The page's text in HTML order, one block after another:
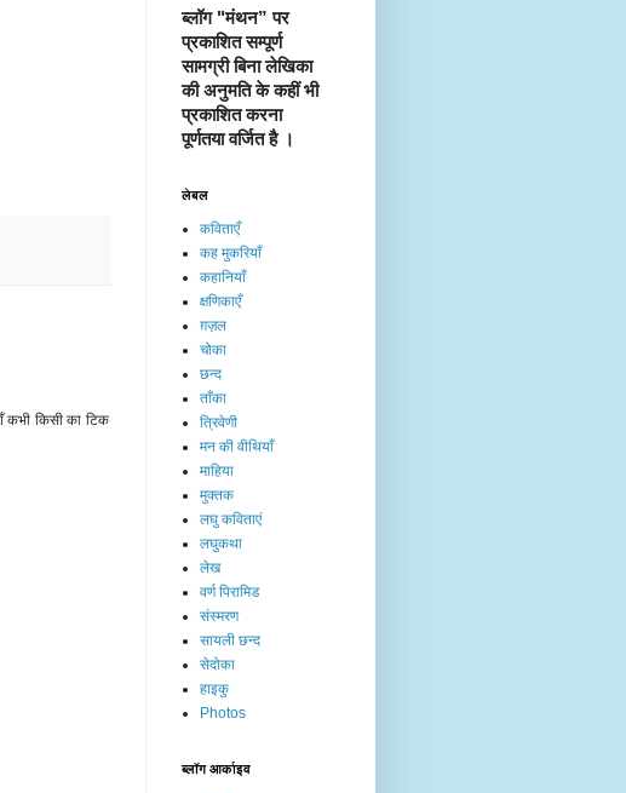
कभी किसी का टिक
ब्लॉग "मंथन” पर
प्रकाशित सम्पूर्ण
सामग्री बिना लेखिका
की अनुमति के कहीं भी
प्रकाशित करना
पूर्णतया वर्जित है ।
लेबल
कविताएँ
कह मुकरियाँ
कहानियाँ
क्षणिकाएँ
ग़ज़ल
चोका
छन्द
ताँका
त्रिवेणी
मन की वीथियाँ
माहिया
मुक्तक
लघु कविताएं
लघुकथा
लेख​
वर्ण पिरामिड
संस्मरण
सायली छन्द
सेदोका
हाइकु
Photos
ब्लॉग आर्काइव